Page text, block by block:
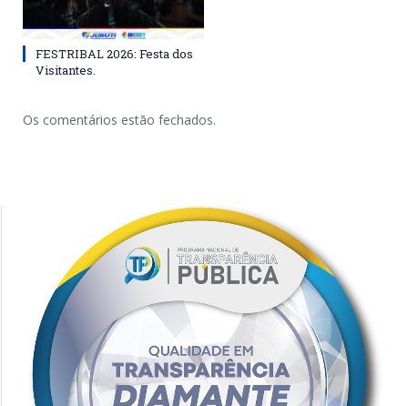
FESTRIBAL 2026: Festa dos
Visitantes.
Os comentários estão fechados.